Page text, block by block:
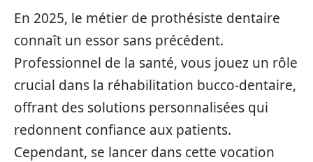
En 2025, le métier de prothésiste dentaire
connaît un essor sans précédent.
Professionnel de la santé, vous jouez un rôle
crucial dans la réhabilitation bucco-dentaire,
offrant des solutions personnalisées qui
redonnent confiance aux patients.
Cependant, se lancer dans cette vocation